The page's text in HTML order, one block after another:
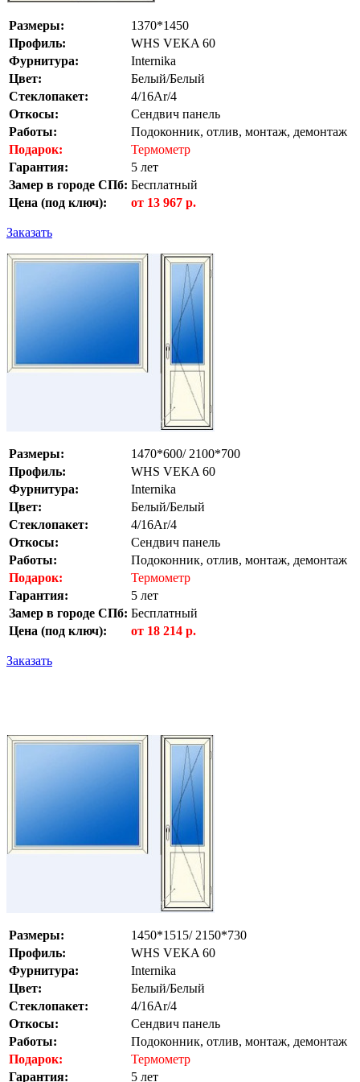
Размеры:
1370*1450
Профиль:
WHS VEKA 60
Фурнитура:
Internika
Цвет:
Белый/Белый
Стеклопакет:
4/16Ar/4
Откосы:
Сендвич панель
Работы:
Подоконник, отлив, монтаж, демонтаж
Подарок:
Термометр
Гарантия:
5 лет
Замер в городе СПб: Бесплатный
Цена (под ключ):
от 13 967 р.
Заказать
Размеры:
1470*600/ 2100*700
Профиль:
WHS VEKA 60
Фурнитура:
Internika
Цвет:
Белый/Белый
Стеклопакет:
4/16Ar/4
Откосы:
Сендвич панель
Работы:
Подоконник, отлив, монтаж, демонтаж
Подарок:
Термометр
Гарантия:
5 лет
Замер в городе СПб: Бесплатный
Цена (под ключ):
от 18 214 р.
Заказать
Размеры:
1450*1515/ 2150*730
Профиль:
WHS VEKA 60
Фурнитура:
Internika
Цвет:
Белый/Белый
Стеклопакет:
4/16Ar/4
Откосы:
Сендвич панель
Работы:
Подоконник, отлив, монтаж, демонтаж
Подарок:
Термометр
Гарантия:
5 лет